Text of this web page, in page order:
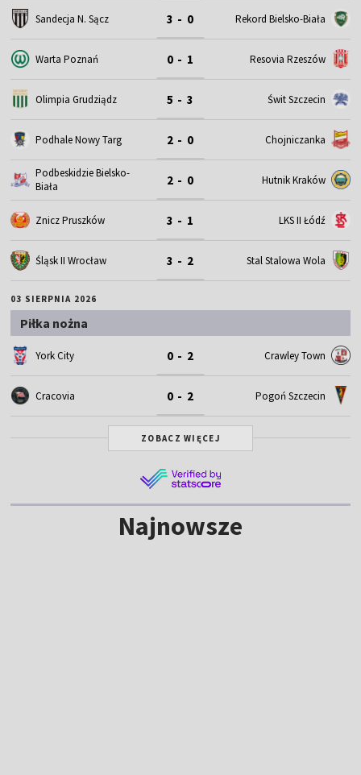
Sandecja N. Sącz 3 - 0 Rekord Bielsko-Biała
Warta Poznań 0 - 1 Resovia Rzeszów
Olimpia Grudziądz 5 - 3 Świt Szczecin
Podhale Nowy Targ 2 - 0 Chojniczanka
Podbeskidzie Bielsko-
Biała
2 - 0 Hutnik Kraków
Znicz Pruszków 3 - 1 LKS II Łódź
Śląsk II Wrocław 3 - 2 Stal Stalowa Wola
03 SIERPNIA 2026
Piłka nożna
York City 0 - 2 Crawley Town
Cracovia 0 - 2 Pogoń Szczecin
ZOBACZ WIĘCEJ
Najnowsze